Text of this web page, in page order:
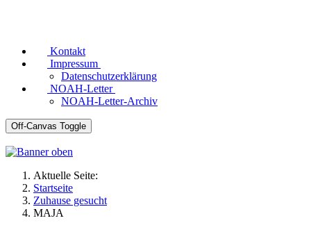
Kontakt
Impressum
Datenschutzerklärung
NOAH-Letter
NOAH-Letter-Archiv
Off-Canvas Toggle
Aktuelle Seite:
Startseite
Zuhause gesucht
MAJA